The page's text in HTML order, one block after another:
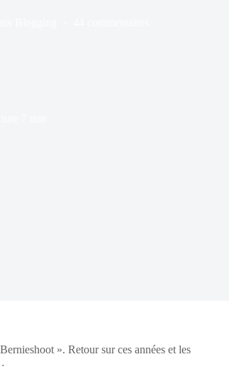
». Retour sur ces années et les